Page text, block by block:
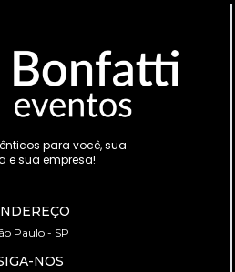
para você, sua
e sua empresa!
Paulo - SP
NOS